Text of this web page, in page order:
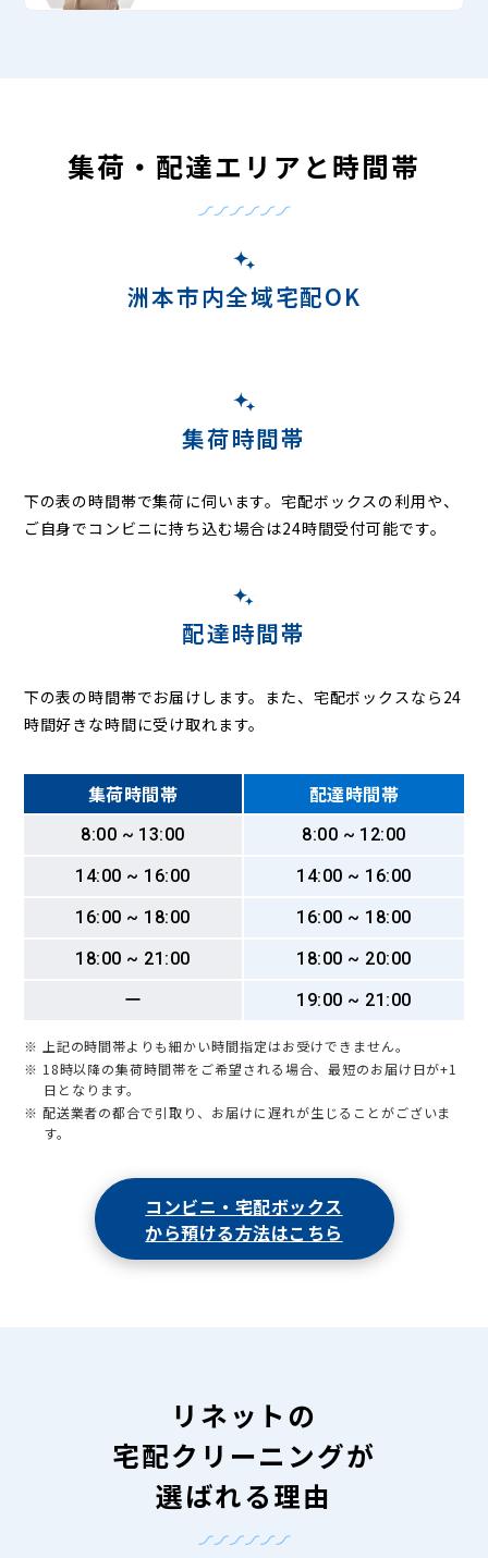
集荷・配達エリアと時間帯
洲本市内全域宅配OK
集荷時間帯
下の表の時間帯で集荷に伺います。宅配ボックスの利用や、
ご自身でコンビニに持ち込む場合は24時間受付可能です。
配達時間帯
下の表の時間帯でお届けします。また、宅配ボックスなら24
時間好きな時間に受け取れます。
集荷時間帯 配達時間帯
8:00 ~ 13:00
8:00 ~ 12:00
14:00 ~ 16:00
14:00 ~ 16:00
16:00 ~ 18:00
16:00 ~ 18:00
18:00 ~ 21:00
18:00 ~ 20:00
ー
19:00 ~ 21:00
※ 上記の時間帯よりも細かい時間指定はお受けできません。
※ 18時以降の集荷時間帯をご希望される場合、最短のお届け日が+1
日となります。
※ 配送業者の都合で引取り、お届けに遅れが生じることがございま
す。
コンビニ・宅配ボックス
から預ける方法はこちら
リネットの
宅配クリーニングが
選ばれる理由